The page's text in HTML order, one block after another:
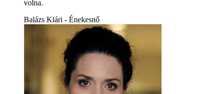
volna.
Balázs Klári - Énekesnő